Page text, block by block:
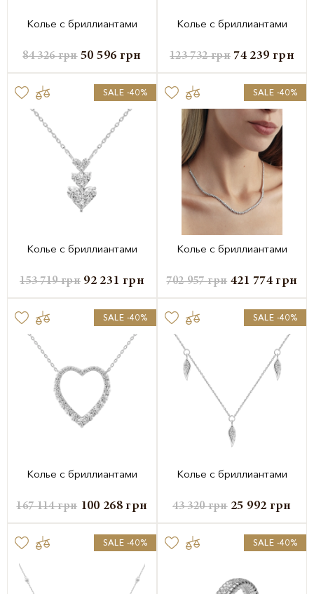
Колье с бриллиантами
84 326грн 50 596 грн
Колье с бриллиантами
123 732грн 74 239 грн
SALE -40%
Колье с бриллиантами
153 719грн 92 231 грн
SALE -40%
Колье с бриллиантами
702 957грн 421 774грн
SALE -40%
Колье с бриллиантами
167 114грн 100 268грн
SALE -40%
Колье с бриллиантами
43 320грн 25 992 грн
SALE -40% SALE -40%